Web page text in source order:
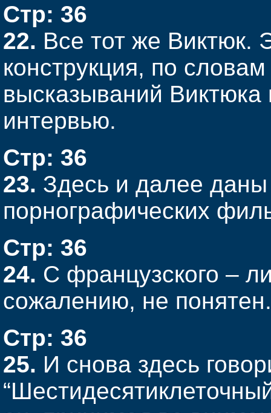
Стр: 36
22. Все тот же Виктюк.
конструкция, по
высказываний
интервью.
Стр: 36
23. Здесь и далее
порнографических
Стр: 36
24. С французского –
сожалению, не понятен.
Стр: 36
25. И снова здесь